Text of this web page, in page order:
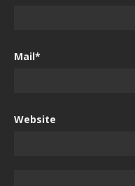
Mail*
Website